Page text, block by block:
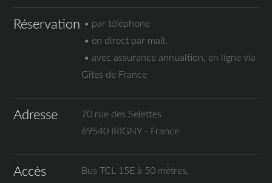
Réservation • par téléphone
• en direct par mail.
• avec assurance annualtion, en ligne via
Gites de France
Adresse
70 rue des Selettes
69540 IRIGNY - France
Accès
Bus TCL 15E à 50 mètres,